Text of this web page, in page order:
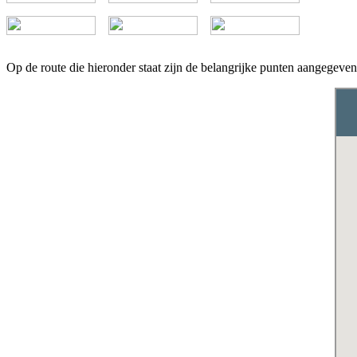
Op de route die hieronder staat zijn de belangrijke punten